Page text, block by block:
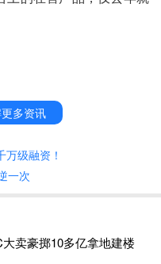
法》中明确规定，禁止使
品恰恰违反这一禁令，可
多资讯
级融资！
一次
卖豪掷10多亿拿地建楼